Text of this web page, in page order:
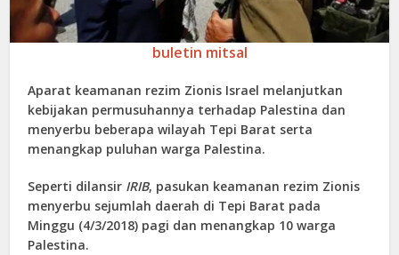
buletin mitsal
Aparat keamanan rezim Zionis Israel melanjutkan
kebijakan permusuhannya terhadap Palestina dan
menyerbu beberapa wilayah Tepi Barat serta
menangkap puluhan warga Palestina.
Seperti dilansir IRIB, pasukan keamanan rezim Zionis
menyerbu sejumlah daerah di Tepi Barat pada
Minggu (4/3/2018) pagi dan menangkap 10 warga
Palestina.